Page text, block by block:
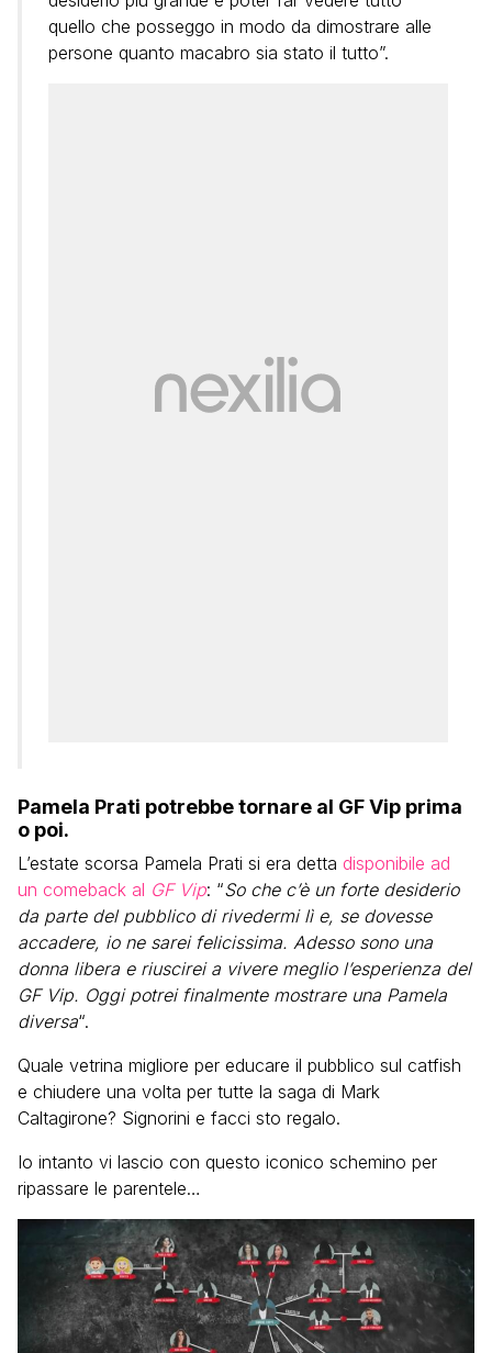
quello che posseggo in modo da dimostrare alle
persone quanto macabro sia stato il tutto”.
Pamela Prati potrebbe tornare al GF Vip prima
o poi.
L’estate scorsa Pamela Prati si era detta disponibile ad
un comeback al GF Vip: “So che c’è un forte desiderio
da parte del pubblico di rivedermi lì e, se dovesse
accadere, io ne sarei felicissima. Adesso sono una
donna libera e riuscirei a vivere meglio l’esperienza del
GF Vip. Oggi potrei finalmente mostrare una Pamela
diversa“.
Quale vetrina migliore per educare il pubblico sul catfish
e chiudere una volta per tutte la saga di Mark
Caltagirone? Signorini e facci sto regalo.
Io intanto vi lascio con questo iconico schemino per
ripassare le parentele…